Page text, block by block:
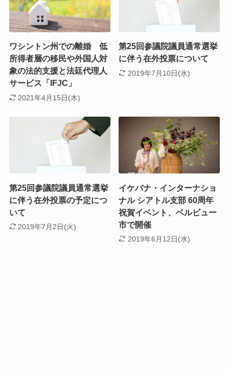
ワシントン州での離婚 低
所得者層の移民や外国人対
象の法的支援と法廷代理人
サービス「IFJC」
2021年4月15日(木)
第25回参議院議員通常選挙
に伴う在外投票について
2019年7月10日(水)
第25回参議院議員通常選挙
に伴う在外投票の予定につ
いて
2019年7月2日(火)
イケバナ・インターナショ
ナル シアトル支部 60周年
祝賀イベント、ベルビュー
市で開催
2019年6月12日(水)